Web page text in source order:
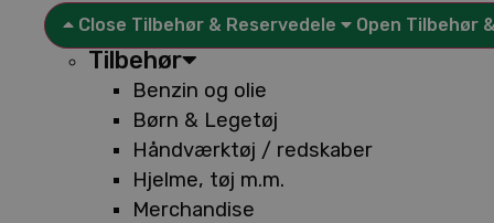
Close Tilbehør & Reservedele
Open Tilbehør
Tilbehør
Benzin og olie
Børn & Legetøj
Håndværktøj / redskaber
Hjelme, tøj m.m.
Merchandise